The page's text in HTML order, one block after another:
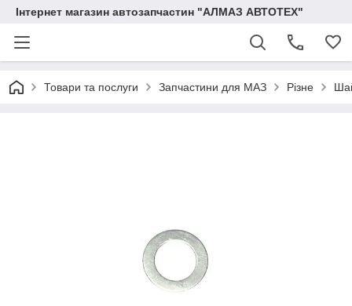
Інтернет магазин автозапчастин "АЛМАЗ АВТОТЕХ"
Товари та послуги Запчастини для МАЗ Різне